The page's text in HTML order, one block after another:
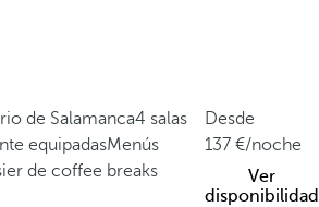
de Salamanca4 salas
equipadasMenús
de coffee breaks
Desde
137
/noche
Ver
disponibilidad